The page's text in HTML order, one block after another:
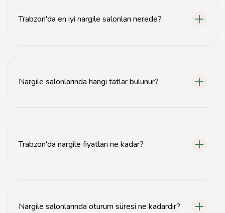
Trabzon'da en iyi nargile salonları nerede?
Nargile salonlarında hangi tatlar bulunur?
Trabzon'da nargile fiyatları ne kadar?
Nargile salonlarında oturum süresi ne kadardır?